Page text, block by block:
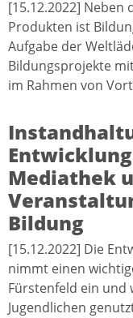
[15.12.2022] Neben
Produkten ist
Aufgabe der
Bildungsprojekte
im Rahmen von
Mediathek
Bildung
[15.12.2022] Die
nimmt einen
Fürstenfeld ein und
Jugendlichen